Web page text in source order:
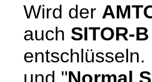
Wird der
auch SITOR-
und "Normal